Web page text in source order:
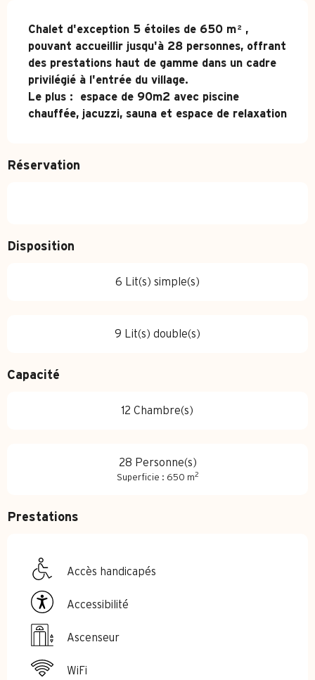
Description
Chalet d'exception 5 étoiles de 650 m²,
pouvant accueillir jusqu'à 28 personnes, offrant
des prestations haut de gamme dans un cadre
privilégié à l'entrée du village.
Le plus :  espace de 90m2 avec piscine
chauffée, jacuzzi, sauna et espace de relaxation
Réservation
Disposition
6 Lit(s) simple(s)
9 Lit(s) double(s)
Capacité
12 Chambre(s)
28 Personne(s)
Superficie : 650 m2
Prestations
Accès handicapés
Accessibilité
Ascenseur
WiFi